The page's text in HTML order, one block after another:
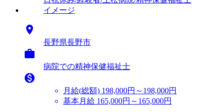

長野県長野市

病院での精神保健福祉士

月給(総額) 198,000円～198,000円
基本月給 165,000円～165,000円